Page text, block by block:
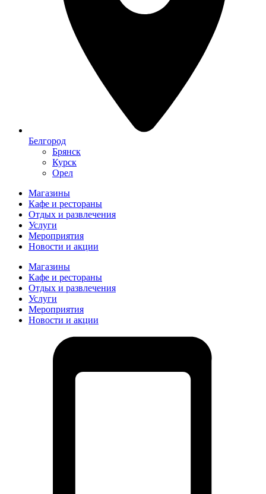
Белгород
Брянск
Курск
Орел
Магазины
Кафе и рестораны
Отдых и развлечения
Услуги
Мероприятия
Новости и акции
Магазины
Кафе и рестораны
Отдых и развлечения
Услуги
Мероприятия
Новости и акции